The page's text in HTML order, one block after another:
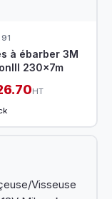
à ébarber 3M
230x7m
HT